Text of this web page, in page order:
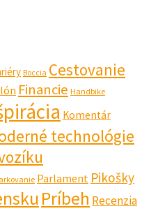
Boccia Cestovanie
Financie Handbike
Komentár
technológie
Parlament Pikošky
Príbeh Recenzia